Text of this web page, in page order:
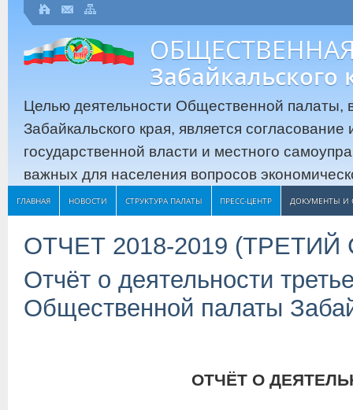
Забайкальского
Целью деятельности Общественной палаты,
Забайкальского края, является
государственной власти и местного
важных для населения вопросов
ГЛАВНАЯ НОВОСТИ СТРУКТУРА ПАЛАТЫ ПРЕСС-ЦЕНТР ДОКУМЕНТЫ И
ОТЧЕТ 2018-2019
Отчёт о деятельности
Общественной палаты
ОТЧЁТ О